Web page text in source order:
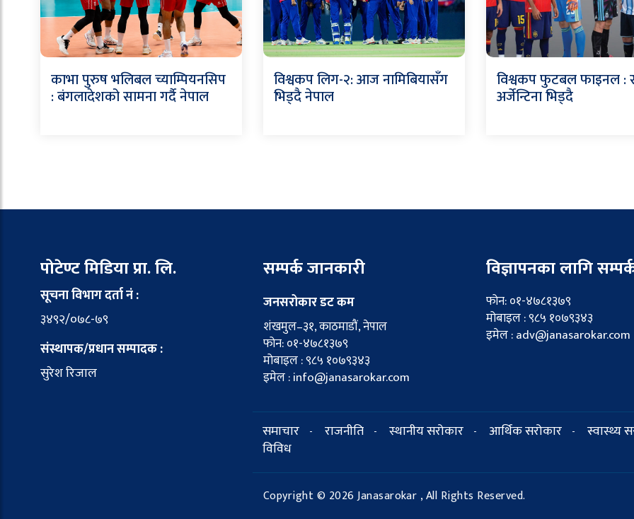
काभा पुरुष भलिबल च्याम्पियनसिप
: बंगलादेशको सामना गर्दै नेपाल
विश्वकप लिग-२: आज नामिबियासँग
भिड्दै नेपाल
विश्वकप फुटबल फाइनल :
अर्जेन्टिना भिड्दै
पोटेण्ट मिडिया प्रा. लि.
सूचना विभाग दर्ता नं :
३४९२/०७८-७९
संस्थापक/प्रधान सम्पादक :
सुरेश रिजाल
सम्पर्क जानकारी
जनसरोकार डट कम
शंखमुल–३१, काठमाडौं, नेपाल
फोन: ०१-४७८१३७९
मोबाइल : ९८५ १०७९३४३
इमेल : info@janasarokar.com
विज्ञापनका लागि
फोन: ०१-४७८१३७९
मोबाइल : ९८५ १०७९३४३
इमेल : adv@janasarokar.com
समाचार - राजनीति - स्थानीय सरोकार - आर्थिक सरोकार -
स्वास्थ्य
विविध
Copyright © 2026 Janasarokar , All Rights Reserved.